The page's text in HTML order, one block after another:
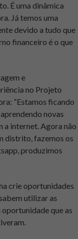
É uma dinâmica
Já temos uma
devido a tudo que
financeiro é o que
e
no Projeto
“Estamos ficando
novas
a internet. Agora não
distrito, fazemos os
produzimos
crie oportunidades
utilizar as
que as